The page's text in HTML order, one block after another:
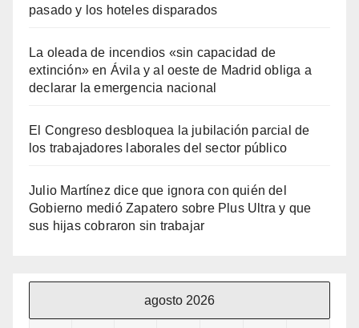
pasado y los hoteles disparados
La oleada de incendios «sin capacidad de
extinción» en Ávila y al oeste de Madrid obliga a
declarar la emergencia nacional
El Congreso desbloquea la jubilación parcial de
los trabajadores laborales del sector público
Julio Martínez dice que ignora con quién del
Gobierno medió Zapatero sobre Plus Ultra y que
sus hijas cobraron sin trabajar
agosto 2026